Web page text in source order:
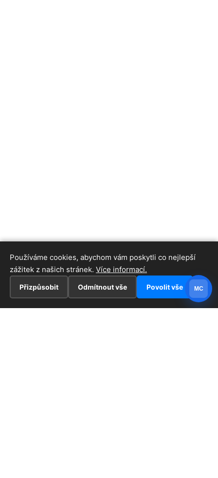
Používáme cookies, abychom vám poskytli co nejlepší
zážitek z našich stránek. Více informací.
Přizpůsobit Odmítnout vše Povolit vše MC